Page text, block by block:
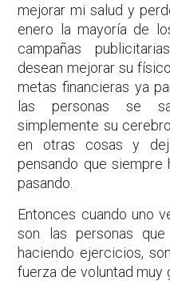
mejorar mi salud y
enero la mayoría de
campañas
desean mejorar su
metas financieras ya
las personas se
simplemente su
en otras cosas y
pensando que siempre
pasando.
Entonces cuando uno
son las personas
haciendo ejercicios,
fuerza de voluntad muy